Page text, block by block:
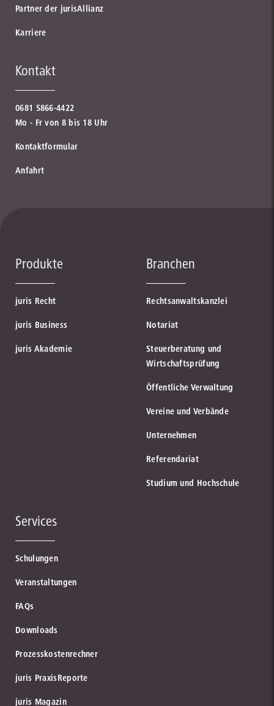
Partner der jurisAllianz
Karriere
Kontakt
0681 5866-4422
Mo - Fr von 8 bis 18 Uhr
Kontaktformular
Anfahrt
Produkte
juris Recht
juris Business
juris Akademie
Branchen
Rechtsanwaltskanzlei
Notariat
Steuerberatung und
Wirtschaftsprüfung
Öffentliche Verwaltung
Vereine und Verbände
Unternehmen
Referendariat
Studium und Hochschule
Services
Schulungen
Veranstaltungen
FAQs
Downloads
Prozesskostenrechner
juris PraxisReporte
juris Magazin